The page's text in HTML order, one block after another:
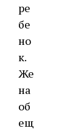
ре
бе
но
к.
Же
на
об
ещ